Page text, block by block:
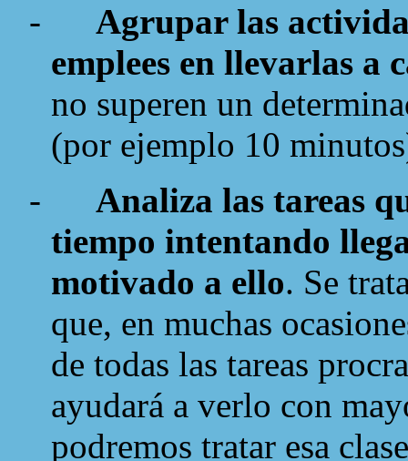
-
Agrupar las
emplees en llevarlas a
no superen un
(por ejemplo 10
-
Analiza las tareas
tiempo intentando
motivado a ello. Se
que, en muchas
de todas las tareas
ayudará a verlo con
podremos tratar esa